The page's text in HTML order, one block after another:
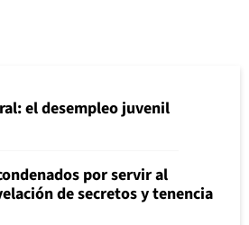
el desempleo juvenil
por servir al
de secretos y tenencia